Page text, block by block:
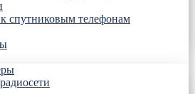
спутниковым телефонам